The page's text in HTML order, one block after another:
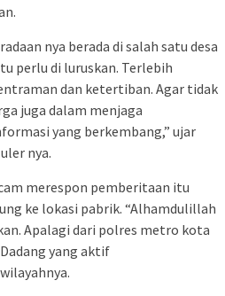
nya berada di salah satu desa
perlu di luruskan. Terlebih
dan ketertiban. Agar tidak
juga dalam menjaga
yang berkembang,” ujar
nya.
merespon pemberitaan itu
ke lokasi pabrik. “Alhamdulillah
Apalagi dari polres metro kota
yang aktif